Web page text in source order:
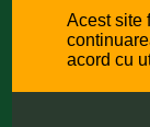
Acest site
acord cu